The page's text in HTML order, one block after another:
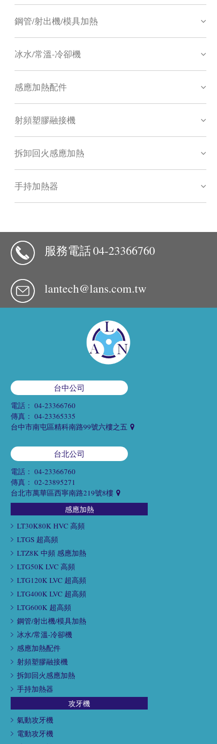
鋼管/射出機/模具加熱
冰水/常溫-冷卻機
感應加熱配件
射頻塑膠融接機
拆卸回火感應加熱
手持加熱器
服務電話04-23366760
lantech@lans.com.tw
台中公司
電話：04-23366760
傳真：04-23365335
台中市南屯區精科南路99號六樓之五
台北公司
電話：04-23366760
傳真：02-23895271
台北市萬華區西寧南路219號8樓
感應加熱
LT30K80K HVC 高頻
LTGS 超高頻
LTZ8K 中頻 感應加熱
LTG50K LVC 高頻
LTG120K LVC 超高頻
LTG400K LVC 超高頻
LTG600K 超高頻
鋼管/射出機/模具加熱
冰水/常溫-冷卻機
感應加熱配件
射頻塑膠融接機
拆卸回火感應加熱
手持加熱器
攻牙機
氣動攻牙機
電動攻牙機